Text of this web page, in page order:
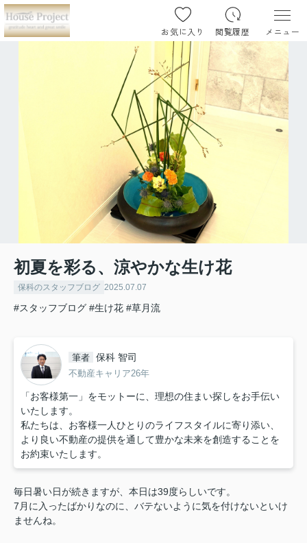
お気に入り 閲覧履歴 メニュー
初夏を彩る、涼やかな生け花
保科のスタッフブログ 2025.07.07
#スタッフブログ #生け花 #草月流
筆者 保科 智司
不動産キャリア26年
「お客様第一」をモットーに、理想の住まい探しをお手伝い
いたします。
私たちは、お客様一人ひとりのライフスタイルに寄り添い、
より良い不動産の提供を通して豊かな未来を創造することを
お約束いたします。
毎日暑い日が続きますが、本日は39度らしいです。
7月に入ったばかりなのに、バテないように気を付けないといけ
ませんね。